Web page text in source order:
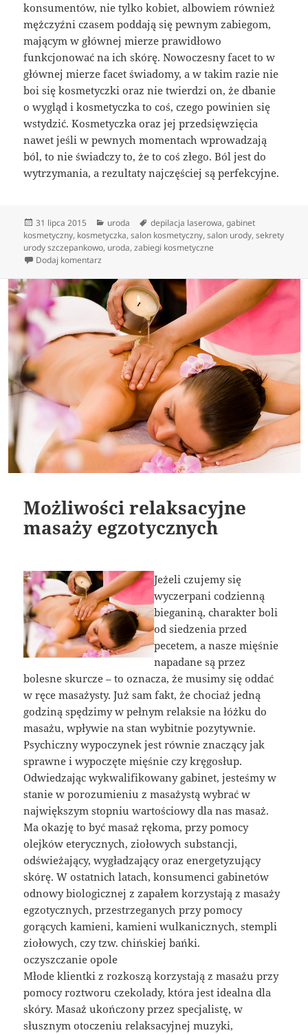
konsumentów, nie tylko kobiet, albowiem również
mężczyźni czasem poddają się pewnym zabiegom,
mającym w głównej mierze prawidłowo
funkcjonować na ich skórę. Nowoczesny facet to w
głównej mierze facet świadomy, a w takim razie nie
boi się kosmetyczki oraz nie twierdzi on, że dbanie
o wygląd i kosmetyczka to coś, czego powinien się
wstydzić. Kosmetyczka oraz jej przedsięwzięcia
nawet jeśli w pewnych momentach wprowadzają
ból, to nie świadczy to, że to coś złego. Ból jest do
wytrzymania, a rezultaty najczęściej są perfekcyjne.
Data
publikacji
31 lipca 2015 Kategorie
uroda Tagi
depilacja laserowa,gabinet
kosmetyczny, kosmetyczka,salon kosmetyczny,salon urody,sekrety
urody szczepankowo, uroda,zabiegi kosmetyczne
Dodaj komentarz
Możliwości relaksacyjne
masaży egzotycznych
Jeżeli czujemy się
wyczerpani codzienną
bieganiną, charakter boli
od siedzenia przed
pecetem, a nasze mięśnie
napadane są przez
bolesne skurcze – to oznacza, że musimy się oddać
w ręce masażysty. Już sam fakt, że chociaż jedną
godziną spędzimy w pełnym relaksie na łóżku do
masażu, wpływie na stan wybitnie pozytywnie.
Psychiczny wypoczynek jest równie znaczący jak
sprawne i wypoczęte mięśnie czy kręgosłup.
Odwiedzając wykwalifikowany gabinet, jesteśmy w
stanie w porozumieniu z masażystą wybrać w
największym stopniu wartościowy dla nas masaż.
Ma okazję to być masaż rękoma, przy pomocy
olejków eterycznych, ziołowych substancji,
odświeżający, wygładzający oraz energetyzujący
skórę. W ostatnich latach, konsumenci gabinetów
odnowy biologicznej z zapałem korzystają z masaży
egzotycznych, przestrzeganych przy pomocy
gorących kamieni, kamieni wulkanicznych, stempli
ziołowych, czy tzw. chińskiej bańki.
oczyszczanie opole
Młode klientki z rozkoszą korzystają z masażu przy
pomocy roztworu czekolady, która jest idealna dla
skóry. Masaż ukończony przez specjalistę, w
słusznym otoczeniu relaksacyjnej muzyki,